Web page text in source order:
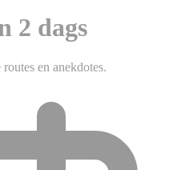
2 dags
en anekdotes.